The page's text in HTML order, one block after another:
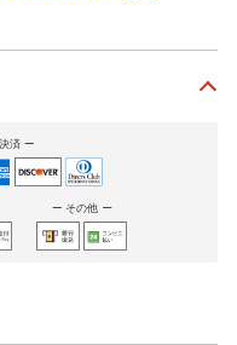
済
その他